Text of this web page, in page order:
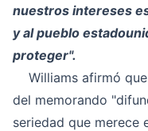
nuestros intereses
y al pueblo
proteger".
Williams afirmó que
del memorando
seriedad que merece